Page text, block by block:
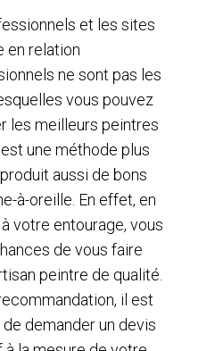
et les sites
en relation
ne sont pas les
vous pouvez
les meilleurs peintres
une méthode plus
aussi de bons
à-oreille. En effet, en
votre entourage, vous
de vous faire
peintre de qualité.
il est
demander un devis